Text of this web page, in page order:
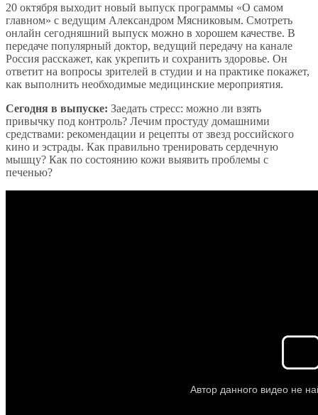
20 октября выходит новый выпуск программы «О самом
главном» с ведущим Александром Мясниковым. Смотреть
онлайн сегодняшний выпуск можно в хорошем качестве. В
передаче популярный доктор, ведущий передачу на канале
Россия расскажет, как укрепить и сохранить здоровье. Он
ответит на вопросы зрителей в студии и на практике покажет,
как выполнить необходимые медицинские мероприятия.
Сегодня в выпуске: Заедать стресс: можно ли взять
привычку под контроль? Лечим простуду домашними
средствами: рекомендации и рецепты от звезд российского
кино и эстрады. Как правильно тренировать сердечную
мышцу? Как по состоянию кожи выявить проблемы с
печенью?